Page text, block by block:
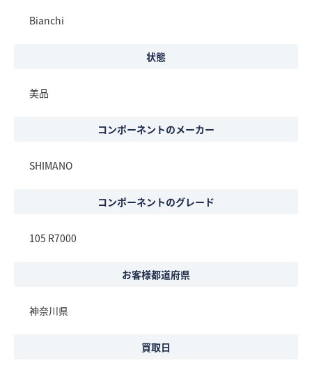
Bianchi
状態
美品
コンポーネントのメーカー
SHIMANO
コンポーネントのグレード
105 R7000
お客様都道府県
神奈川県
買取日